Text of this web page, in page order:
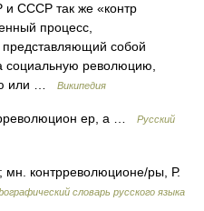
и СССР так же «контр
процесс,
собой
социальную революцию,
или …
Википедия
ер, а …
Русский
контрреволюционе/ры, Р.
словарь русского языка